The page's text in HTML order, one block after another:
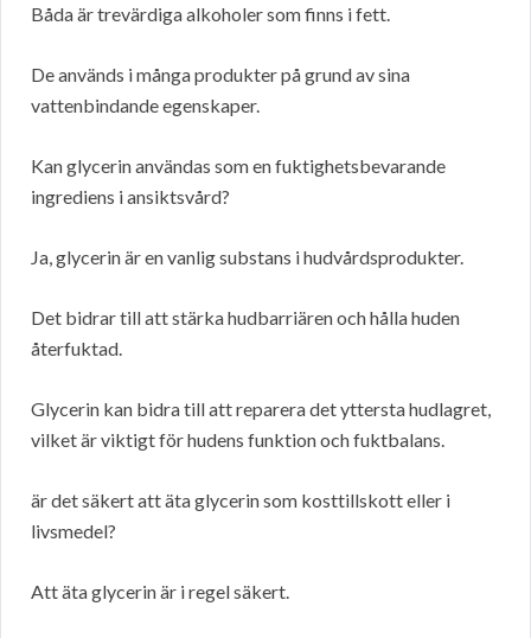
Båda är trevärdiga alkoholer som finns i fett.
De används i många produkter på grund av sina
vattenbindande egenskaper.
Kan glycerin användas som en fuktighetsbevarande
ingrediens i ansiktsvård?
Ja, glycerin är en vanlig substans i hudvårdsprodukter.
Det bidrar till att stärka hudbarriären och hålla huden
återfuktad.
Glycerin kan bidra till att reparera det yttersta hudlagret,
vilket är viktigt för hudens funktion och fuktbalans.
är det säkert att äta glycerin som kosttillskott eller i
livsmedel?
Att äta glycerin är i regel säkert.